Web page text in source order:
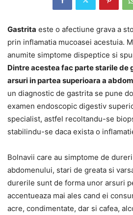
Gastrita este o afectiune grava a
prin inflamatia mucoasei acestuia.
anumite simptome dispeptice si
Dintre acestea fac parte starile de
arsuri in partea superioara a
un diagnostic de gastrita se pune
examen endoscopic digestiv
specialist, astfel recoltandu-se
stabilindu-se daca exista o
Bolnavii care au simptome de
abdomenului, stari de greata si
durerile sunt de forma unor arsuri
accentueaza mai ales cand ei
acre, condimentate, dar si cafea,